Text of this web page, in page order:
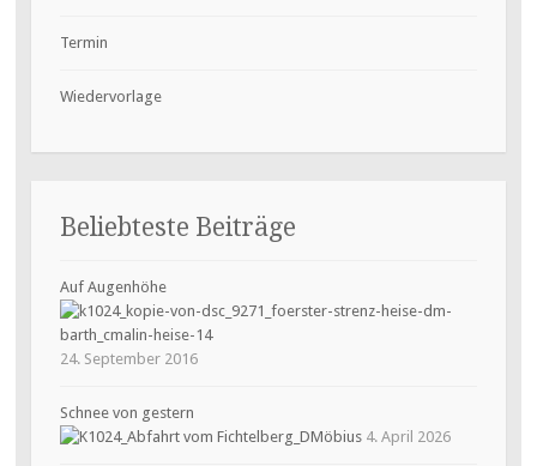
Termin
Wiedervorlage
Beliebteste Beiträge
Auf Augenhöhe
24. September 2016
Schnee von gestern
4. April 2026